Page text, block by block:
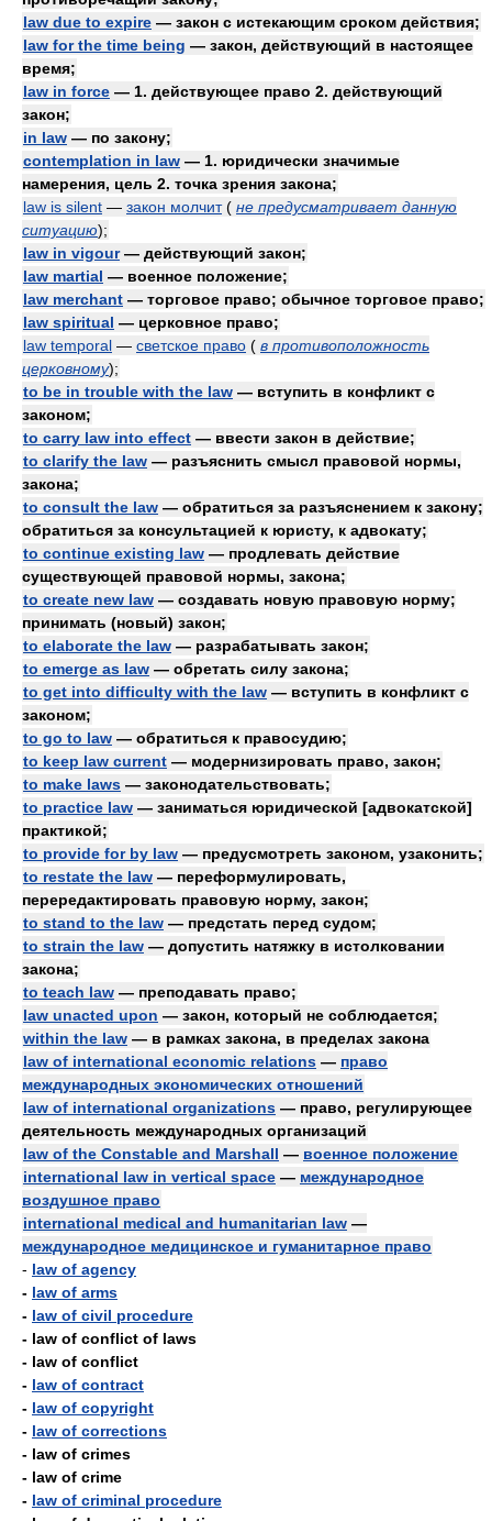
law due to expire — закон с истекающим сроком действия;
law for the time being — закон, действующий в настоящее
время;
law in force — 1. действующее право 2. действующий
закон;
in law — по закону;
contemplation in law — 1. юридически значимые
намерения, цель 2. точка зрения закона;
law is silent — закон молчит ( не предусматривает данную
ситуацию);
law in vigour— действующий закон;
law martial — военное положение;
law merchant — торговое право; обычное торговое право;
law spiritual — церковное право;
law temporal — светское право ( в противоположность
церковному);
to be in trouble with the law — вступить в конфликт с
законом;
to carry law into effect — ввести закон в действие;
to clarify the law — разъяснить смысл правовой нормы,
закона;
to consult the law — обратиться за разъяснением к закону;
обратиться за консультацией к юристу, к адвокату;
to continue existing law — продлевать действие
существующей правовой нормы, закона;
to create new law — создавать новую правовую норму;
принимать (новый) закон;
to elaborate the law — разрабатывать закон;
to emerge as law — обретать силу закона;
to get into difficulty with the law — вступить в конфликт с
законом;
to go to law — обратиться к правосудию;
to keep law current — модернизировать право, закон;
to make laws — законодательствовать;
to practice law — заниматься юридической [адвокатской]
практикой;
to provide for by law — предусмотреть законом, узаконить;
to restate the law — переформулировать,
перередактировать правовую норму, закон;
to stand to the law — предстать перед судом;
to strain the law — допустить натяжку в истолковании
закона;
to teach law — преподавать право;
law unacted upon — закон, который не соблюдается;
within the law — в рамках закона, в пределах закона
law of international economic relations — право
международных экономических отношений
law of international organizations — право, регулирующее
деятельность международных организаций
law of the Constable and Marshall — военное положение
international law in vertical space — международное
воздушное право
international medical and humanitarian law —
международное медицинское и гуманитарное право
- law of agency
- law of arms
- law of civil procedure
- law of conflict of laws
- law of conflict
- law of contract
- law of copyright
- law of corrections
- law of crimes
- law of crime
- law of criminal procedure